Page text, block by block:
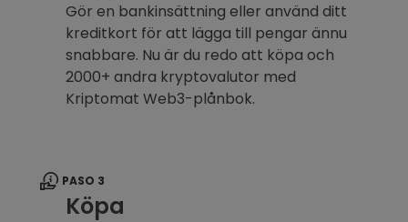
Gör en bankinsättning eller använd ditt
kreditkort för att lägga till pengar ännu
snabbare. Nu är du redo att köpa och
2000+ andra kryptovalutor med
Kriptomat Web3-plånbok.
PASO 3
Köpa